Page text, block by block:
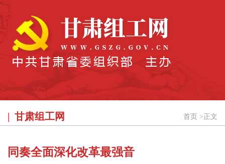
甘肃组工网 首页 > 正文
同奏全面深化改革最强音